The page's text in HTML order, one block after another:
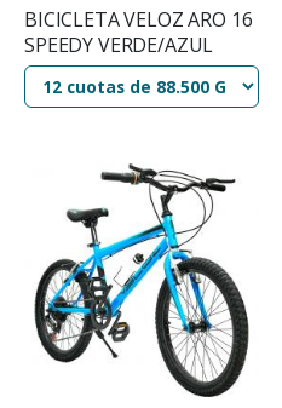
BICICLETA VELOZ ARO 16
SPEEDY VERDE/AZUL